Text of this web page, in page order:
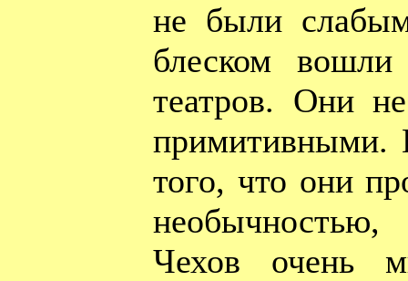
не были
блеском
театров. Они
примитивными.
того, что они
Чехов очень